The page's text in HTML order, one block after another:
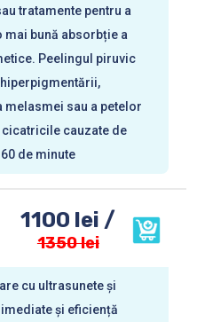
tratamente pentru a
mai bună absorbție a
Peelingul piruvic
melasmei sau a petelor
cauzate de
de minute
1100 lei /
1350 lei
cu ultrasunete și
și eficiență